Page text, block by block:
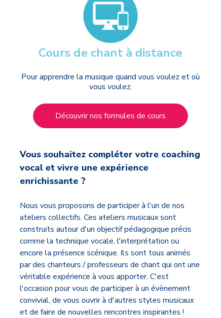
Cours de chant à distance
Pour apprendre la musique quand vous voulez et où
vous voulez.
Découvrir nos formules de cours
Vous souhaitez compléter votre coaching
vocal et vivre une expérience
enrichissante ?
Nous vous proposons de participer à l'un de nos
ateliers collectifs. Ces ateliers musicaux sont
construits autour d'un objectif pédagogique précis
comme la technique vocale, l'interprétation ou
encore la présence scénique. Ils sont tous animés
par des chanteurs / professeurs de chant qui ont une
véritable expérience à vous apporter. C'est
l'occasion pour vous de participer à un évènement
convivial, de vous ouvrir à d'autres styles musicaux
et de faire de nouvelles rencontres inspirantes !